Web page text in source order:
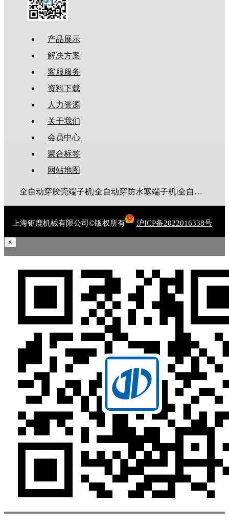
产品展示
解决方案
客服服务
资料下载
人力资源
关于我们
会员中心
聚合标签
网站地图
全自动穿胶壳端子机|全自动穿防水塞端子机|全自动穿热缩管端子机|全自动穿护套端子机|全自动穿号码管端子机|全自动端子机|全自动穿防水栓端子机|端子压着机|端子压接机|静音端子机|多芯线端子机|护套线端子机|全自动排线端子机|新能源大平方压接机|电脑剥线机|自动剥线机|裁线机|剥线机
上海钜鹿机械有限公司©版权所有 沪ICP备2022016338号
×